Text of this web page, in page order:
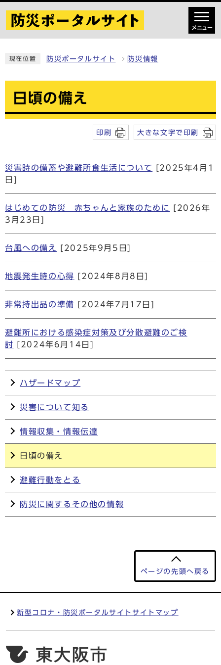
メニュー
現在位置 防災ポータルサイト 防災情報
日頃の備え
印刷 大きな文字で印刷
災害時の備蓄や避難所食生活について
[2025年4月1
日]
はじめての防災 赤ちゃんと家族のために
[2026年
3月23日]
台風への備え [2025年9月5日]
地震発生時の心得 [2024年8月8日]
非常持出品の準備 [2024年7月17日]
避難所における感染症対策及び分散避難のご検
討
[2024年6月14日]
ハザードマップ
災害について知る
情報収集・情報伝達
日頃の備え
避難行動をとる
防災に関するその他の情報
ページの先頭へ戻る
新型コロナ・防災ポータルサイトサイトマップ